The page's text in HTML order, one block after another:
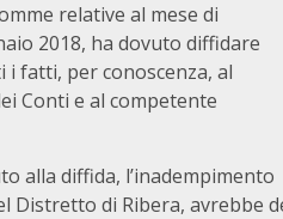
relative al mese di
2018, ha dovuto diffidare
i fatti, per conoscenza, al
Conti e al competente
alla diffida, l’inadempimento
Distretto di Ribera, avrebbe